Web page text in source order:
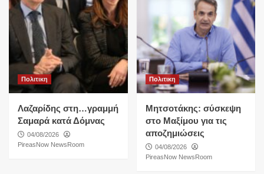
Πολιτικη
Λαζαρίδης στη…γραμμή
Σαμαρά κατά Δόμνας
04/08/2026
PireasNow NewsRoom
Πολιτικη
Μητσοτάκης: σύσκεψη
στο Μαξίμου για τις
αποζημιώσεις
04/08/2026
PireasNow NewsRoom